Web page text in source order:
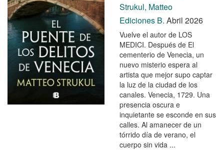
Strukul, Matteo
Ediciones B. Abril 2026
Vuelve el autor de LOS
MEDICI. Después de El
cementerio de Venecia, un
nuevo misterio espera al
artista que mejor supo captar
la luz de la ciudad de los
canales. Venecia, 1729. Una
presencia oscura e
inquietante se esconde en sus
calles. Al amanecer de un
tórrido día de verano, el
cuerpo sin vida ...